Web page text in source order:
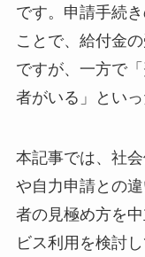
です。申請手続
ことで、給付金
ですが、一方で
者がいる」といっ
本記事では、社
や自力申請との
者の見極め方を
ビス利用を検討